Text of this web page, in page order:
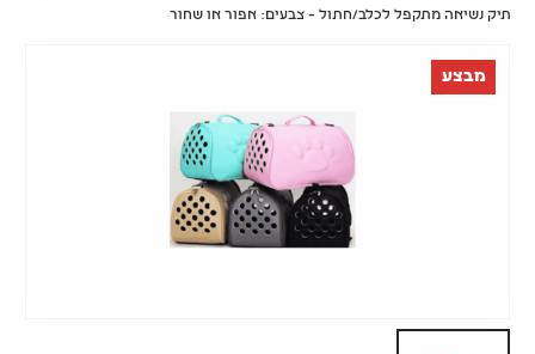
תיק נשיאה מתקפל לכלב/חתול – צבעים: אפור או שחור
מבצע